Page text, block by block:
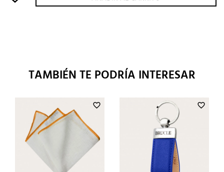
TAMBIÉN TE PODRÍA INTERESAR
favorite_border favorite_border